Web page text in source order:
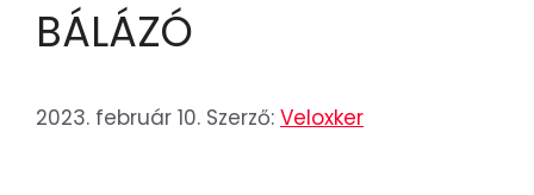
BÁLÁZÓ
2023. február 10. Szerző: Veloxker